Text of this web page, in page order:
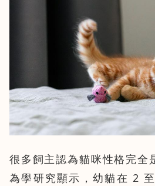
很多飼主認為貓咪性格完全
為學研究顯示，幼貓在 2